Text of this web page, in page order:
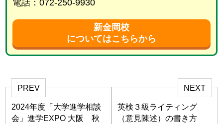
電話：072-250-9930
新金岡校
についてはこちらから
PREV
2024年度「大学進学相談
会」進学EXPO 大阪 秋
NEXT
英検３級ライティング
（意見陳述）の書き方